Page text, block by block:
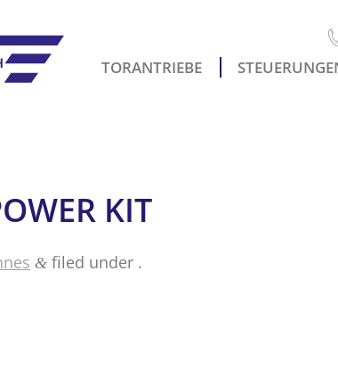
TORANTRIEBE
KIT
& filed under .